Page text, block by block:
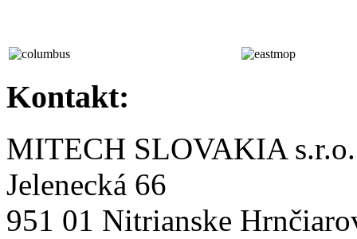
Kontakt:
MITECH SLOVAKIA s.r.o.
Jelenecká 66
951 01 Nitrianske